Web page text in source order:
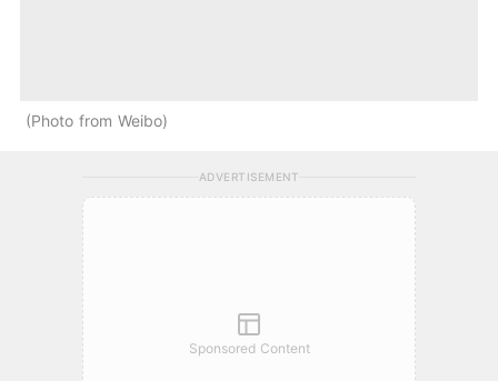
Photo from Weibo
ADVERTISEMENT
Sponsored Content